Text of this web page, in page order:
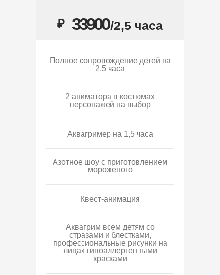
₽ 33900/2,5 часа
Полное сопровождение детей на
2,5 часа
2 аниматора в костюмах
персонажей на выбор
Аквагример на 1,5 часа
Азотное шоу с приготовлением
мороженого
Квест-анимация
Аквагрим всем детям со
стразами и блестками,
профессиональные рисунки на
лицах гипоаллергенными
красками